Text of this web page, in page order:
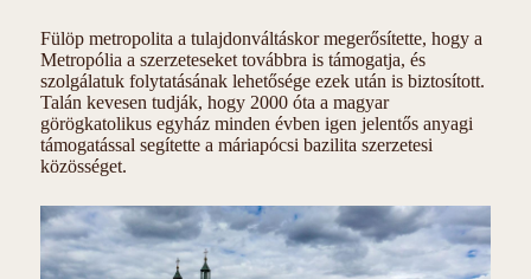
Fülöp metropolita a tulajdonváltáskor megerősítette, hogy a
Metropólia a szerzeteseket továbbra is támogatja, és
szolgálatuk folytatásának lehetősége ezek után is biztosított.
Talán kevesen tudják, hogy 2000 óta a magyar
görögkatolikus egyház minden évben igen jelentős anyagi
támogatással segítette a máriapócsi bazilita szerzetesi
közösséget.